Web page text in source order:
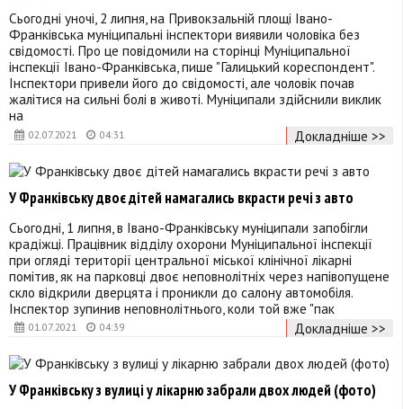
02.07.2021 04:31
Сьогодні уночі, 2 липня, на Привокзальній площі Івано-
Франківська муніципальні інспектори виявили чоловіка без
свідомості. Про це повідомили на сторінці Муніципальної
інспекції Івано-Франківська, пише "Галицький кореспондент".
Інспектори привели його до свідомості, але чоловік почав
жалітися на сильні болі в животі. Муніципали здійснили виклик
на
Докладніше >>
01.07.2021 04:39
У Франківську двоє дітей намагались вкрасти речі з авто
Сьогодні, 1 липня, в Івано-Франківську муніципали запобігли
крадіжці. Працівник відділу охорони Муніципальної інспекції
при огляді території центральної міської клінічної лікарні
помітив, як на парковці двоє неповнолітніх через напівопущене
скло відкрили дверцята і проникли до салону автомобіля.
Інспектор зупинив неповнолітнього, коли той вже "пак
Докладніше >>
У Франківську з вулиці у лікарню забрали двох людей (фото)